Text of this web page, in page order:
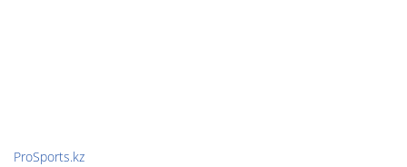
ProSports.kz